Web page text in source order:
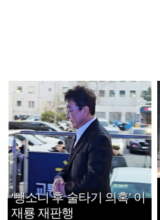
‘뺑소니 후 술타기 의혹’ 이
재룡 재판행